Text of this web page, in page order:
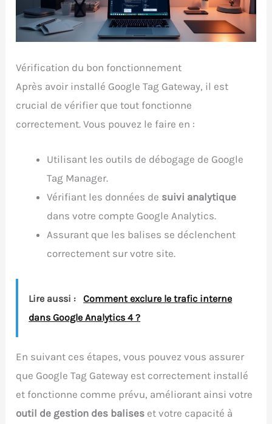
Vérification du bon fonctionnement
Après avoir installé Google Tag Gateway, il est
crucial de vérifier que tout fonctionne
correctement. Vous pouvez le faire en :
Utilisant les outils de débogage de Google
Tag Manager.
Vérifiant les données de suivi analytique
dans votre compte Google Analytics.
Assurant que les balises se déclenchent
correctement sur votre site.
Lire aussi :
Comment exclure le trafic interne
dans Google Analytics 4 ?
En suivant ces étapes, vous pouvez vous assurer
que Google Tag Gateway est correctement installé
et fonctionne comme prévu, améliorant ainsi votre
outil de gestion des balises et votre capacité à